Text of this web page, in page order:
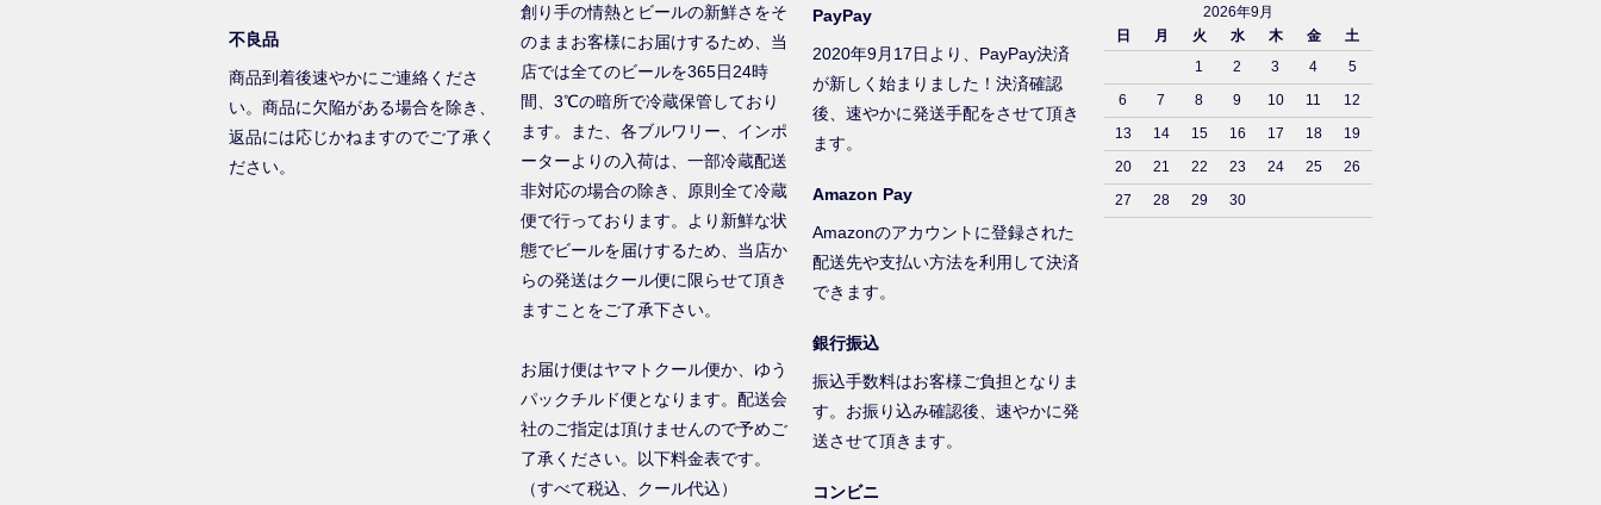
不良品
商品到着後速やかにご連絡くださ
い。商品に欠陥がある場合を除き、
返品には応じかねますのでご了承く
ださい。
創り手の情熱とビールの新鮮さをそ
のままお客様にお届けするため、当
店では全てのビールを365日24時
間、3℃の暗所で冷蔵保管しており
ます。また、各ブルワリー、インポ
ーターよりの入荷は、一部冷蔵配送
非対応の場合の除き、原則全て冷蔵
便で行っております。より新鮮な状
態でビールを届けするため、当店か
らの発送はクール便に限らせて頂き
ますことをご了承下さい。
お届け便はヤマトクール便か、ゆう
パックチルド便となります。配送会
社のご指定は頂けませんので予めご
了承ください。以下料金表です。
（すべて税込、クール代込）
PayPay
2020年9月17日より、PayPay決済
が新しく始まりました！決済確認
後、速やかに発送手配をさせて頂き
ます。
Amazon Pay
Amazonのアカウントに登録された
配送先や支払い方法を利用して決済
できます。
銀行振込
振込手数料はお客様ご負担となりま
す。お振り込み確認後、速やかに発
送させて頂きます。
コンビニ
2026年9月
日
月 火 水 木 金
土
1
2 3 4
5
6
7 8 9 10 11
12
13
14 15 16 17 18
19
20
21 22 23 24 25
26
27
28 29 30